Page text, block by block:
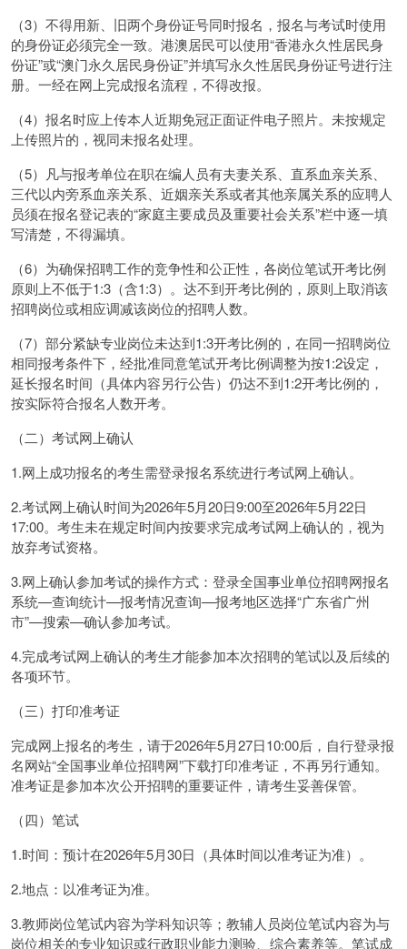
（3）不得用新、旧两个身份证号同时报名，报名与考试时使用
的身份证必须完全一致。港澳居民可以使用“香港永久性居民身
份证”或“澳门永久居民身份证”并填写永久性居民身份证号进行注
册。一经在网上完成报名流程，不得改报。
（4）报名时应上传本人近期免冠正面证件电子照片。未按规定
上传照片的，视同未报名处理。
（5）凡与报考单位在职在编人员有夫妻关系、直系血亲关系、
三代以内旁系血亲关系、近姻亲关系或者其他亲属关系的应聘人
员须在报名登记表的“家庭主要成员及重要社会关系”栏中逐一填
写清楚，不得漏填。
（6）为确保招聘工作的竞争性和公正性，各岗位笔试开考比例
原则上不低于1:3（含1:3）。达不到开考比例的，原则上取消该
招聘岗位或相应调减该岗位的招聘人数。
（7）部分紧缺专业岗位未达到1:3开考比例的，在同一招聘岗位
相同报考条件下，经批准同意笔试开考比例调整为按1:2设定，
延长报名时间（具体内容另行公告）仍达不到1:2开考比例的，
按实际符合报名人数开考。
（二）考试网上确认
1.网上成功报名的考生需登录报名系统进行考试网上确认。
2.考试网上确认时间为2026年5月20日9:00至2026年5月22日
17:00。考生未在规定时间内按要求完成考试网上确认的，视为
放弃考试资格。
3.网上确认参加考试的操作方式：登录全国事业单位招聘网报名
系统—查询统计—报考情况查询—报考地区选择“广东省广州
市”—搜索—确认参加考试。
4.完成考试网上确认的考生才能参加本次招聘的笔试以及后续的
各项环节。
（三）打印准考证
完成网上报名的考生，请于2026年5月27日10:00后，自行登录报
名网站“全国事业单位招聘网”下载打印准考证，不再另行通知。
准考证是参加本次公开招聘的重要证件，请考生妥善保管。
（四）笔试
1.时间：预计在2026年5月30日（具体时间以准考证为准）。
2.地点：以准考证为准。
3.教师岗位笔试内容为学科知识等；教辅人员岗位笔试内容为与
岗位相关的专业知识或行政职业能力测验、综合素养等。笔试成